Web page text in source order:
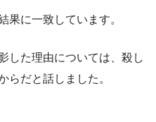
果に一致しています。
した理由については、殺し
らだと話しました。